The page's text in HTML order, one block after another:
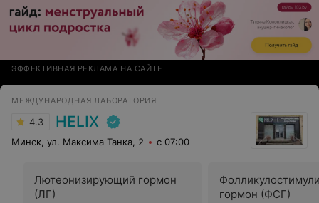
ЭФФЕКТИВНАЯ РЕКЛАМА НА САЙТЕ
МЕЖДУНАРОДНАЯ ЛАБОРАТОРИЯ
4.3 HELIX
Минск, ул. Максима Танка, 2 с 07:00
Лютеонизирующий гормон
(ЛГ)
гормон (ФСГ)